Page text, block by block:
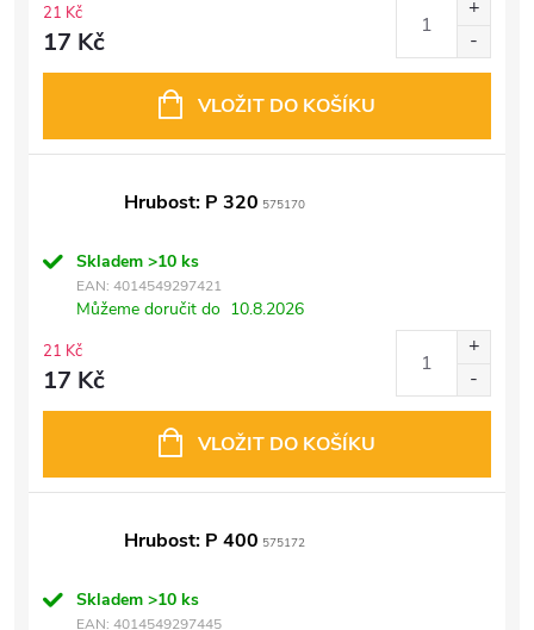
21 Kč
17 Kč
VLOŽIT DO KOŠÍKU
Hrubost: P 320 575170
Skladem >10 ks
EAN: 4014549297421
Můžeme doručit do 10.8.2026
21 Kč
17 Kč
VLOŽIT DO KOŠÍKU
Hrubost: P 400 575172
Skladem >10 ks
EAN: 4014549297445